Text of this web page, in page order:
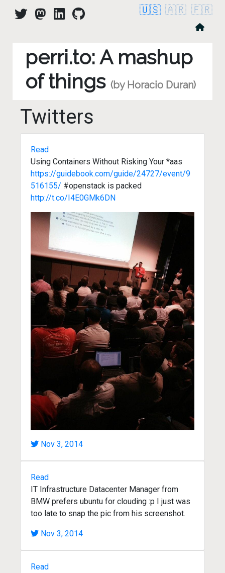
🇺🇸 🇦🇷 🇫🇷
perri.to: A mashup
of things (by Horacio Duran)
Twitters
Read
Using Containers Without Risking Your *aas
https://guidebook.com/guide/24727/event/9
516155/ #openstack is packed
http://t.co/I4E0GMk6DN
Nov 3, 2014
Read
IT Infrastructure Datacenter Manager from
BMW prefers ubuntu for clouding :p I just was
too late to snap the pic from his screenshot.
Nov 3, 2014
Read